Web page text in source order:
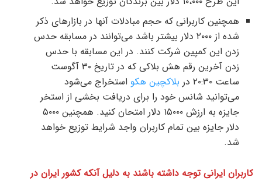
همچنین کاربرانی که حجم مبادلات آنها در بازارهای ذکر
شده از ۲۰۰۰ دلار بیشتر باشد می‌توانند در مسابقه حدس
زدن این کمپین شرکت کنند. در این مسابقه با حدس
زدن آخرین رقم هش بلاکی که در تاریخ ۳۰ آگوست
ساعت ۲۰:۳۰ در
بلاکچین هکو استخراج می‌شود
می‌توانید شانس خود را برای دریافت بخشی از استخر
جایزه به ارزش ۱۵۰۰۰ دلار امتحان کنید. همچنین ۵۰۰۰
دلار جایزه بین تمام کاربران واجد شرایط توزیع خواهد
شد.
کاربران ایرانی توجه داشته باشند به دلیل آنکه کشور ایران در